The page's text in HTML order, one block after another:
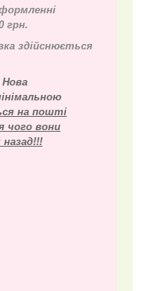
грн.
здійснюється
Нова
на пошті
чого вони